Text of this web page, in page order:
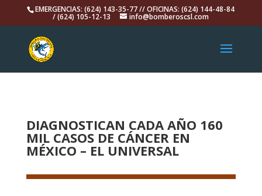
EMERGENCIAS: (624) 143-35-77 // OFICINAS: (624) 144-48-84
/ (624) 105-12-13 info@bomberoscsl.com
DIAGNOSTICAN CADA AÑO 160
MIL CASOS DE CÁNCER EN
MÉXICO – EL UNIVERSAL